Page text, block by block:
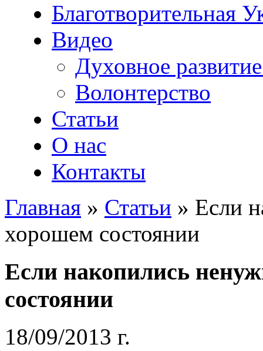
Благотворительная
Видео
Духовное
Волонтерство
Статьи
О нас
Контакты
Главная » Статьи » Если
хорошем состоянии
Если накопились
состоянии
18/09/2013 г.